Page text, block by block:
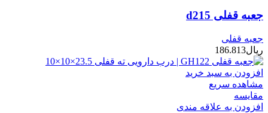
جعبه قفلی d215
جعبه قفلی
ریال186.813
افزودن به سبد خرید
مشاهده سریع
مقایسه
افزودن به علاقه مندی